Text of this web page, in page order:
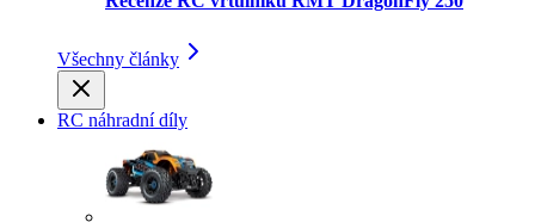
Všechny články
RC náhradní díly